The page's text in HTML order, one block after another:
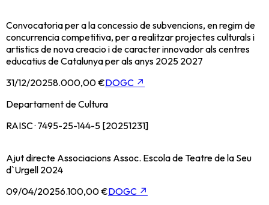
Convocatoria per a la concessio de subvencions, en regim de
concurrencia competitiva, per a realitzar projectes culturals i
artistics de nova creacio i de caracter innovador als centres
educatius de Catalunya per als anys 2025 2027
31/12/20258.000,00 €DOGC ↗
Departament de Cultura
RAISC · 7495-25-144-5 [20251231]
Ajut directe Associacions Assoc. Escola de Teatre de la Seu
d`Urgell 2024
09/04/20256.100,00 €DOGC ↗